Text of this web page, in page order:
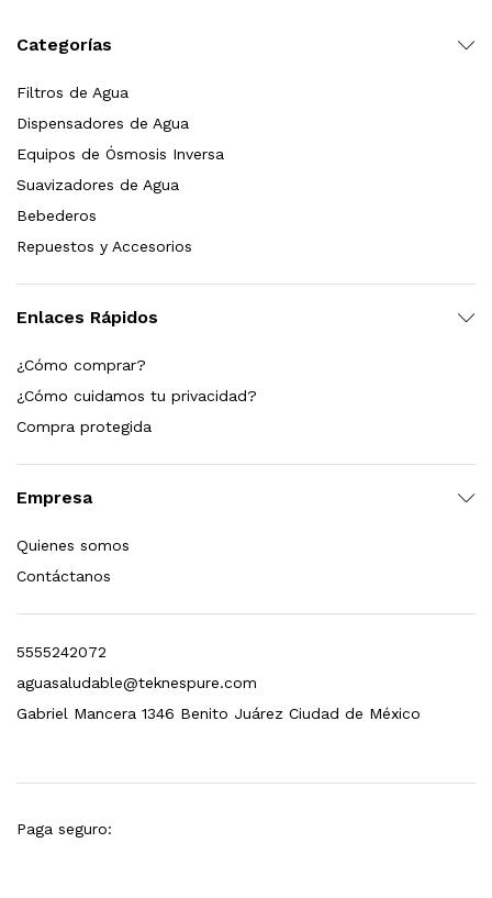
Categorías
Filtros de Agua
Dispensadores de Agua
Equipos de Ósmosis Inversa
Suavizadores de Agua
Bebederos
Repuestos y Accesorios
Enlaces Rápidos
¿Cómo comprar?
¿Cómo cuidamos tu privacidad?
Compra protegida
Empresa
Quienes somos
Contáctanos
5555242072
aguasaludable@teknespure.com
Gabriel Mancera 1346 Benito Juárez Ciudad de México
Paga seguro:
Leer más
589.00
para Esterilizador D4 (12 GPM)
1,499.00
al carrito